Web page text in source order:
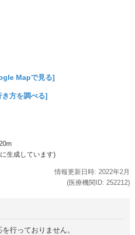
Mapで見る]
き方を調べる]
生成しています)
情報更新日時: 2022年2月
(医療機関ID: 252212)
行っておりません。